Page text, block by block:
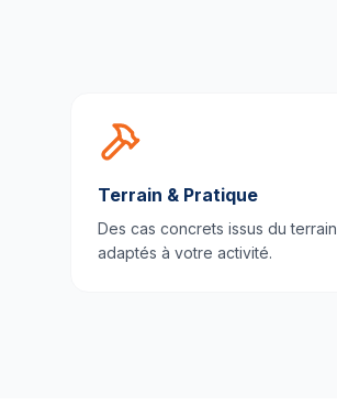
Terrain & Pratique
Des cas concrets issus du terrain,
adaptés à votre activité.